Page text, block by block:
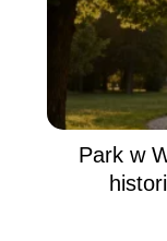
Park w